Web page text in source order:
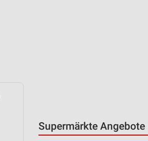
Supermärkte Angebote